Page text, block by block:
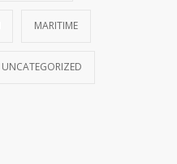
MARITIME
UNCATEGORIZED